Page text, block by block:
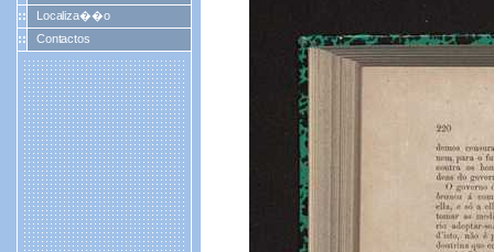
Localiza��o
Contactos